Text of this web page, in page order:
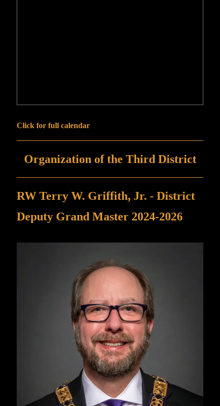
Click for full calendar
Organization of the Third District
RW Terry W. Griffith, Jr. - District
Deputy Grand Master 2024-2026